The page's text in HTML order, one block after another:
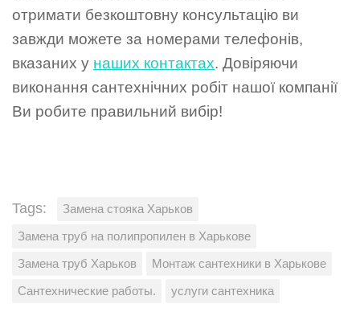
отримати безкоштовну консультацію ви
завжди можете за номерами телефонів,
вказаних у наших контактах. Довіряючи
виконання сантехнічних робіт нашої компанії
Ви робите правильний вибір!
Tags:
Замена стояка Харьков
Замена труб на полипропилен в Харькове
Замена труб Харьков
Монтаж сантехники в Харькове
Сантехнические работы.
услуги сантехника